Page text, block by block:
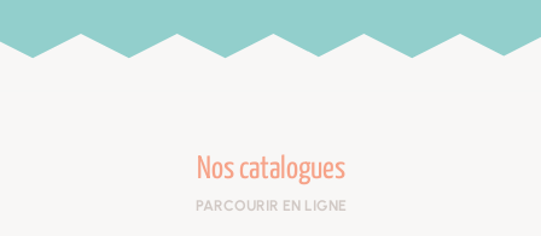
Nos catalogues
PARCOURIR EN LIGNE